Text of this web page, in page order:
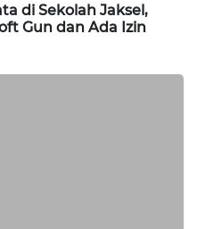
di Sekolah Jaksel,
Gun dan Ada Izin